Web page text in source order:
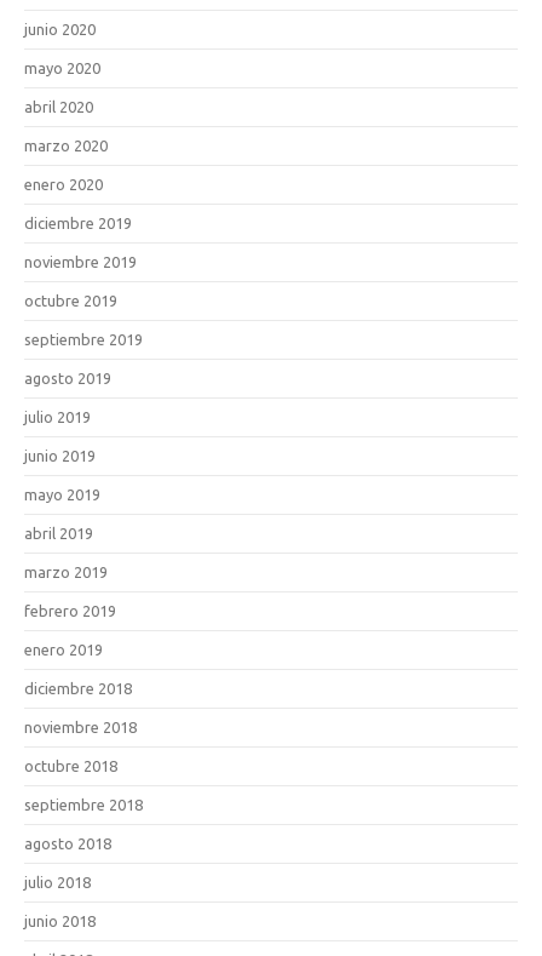
junio 2020
mayo 2020
abril 2020
marzo 2020
enero 2020
diciembre 2019
noviembre 2019
octubre 2019
septiembre 2019
agosto 2019
julio 2019
junio 2019
mayo 2019
abril 2019
marzo 2019
febrero 2019
enero 2019
diciembre 2018
noviembre 2018
octubre 2018
septiembre 2018
agosto 2018
julio 2018
junio 2018